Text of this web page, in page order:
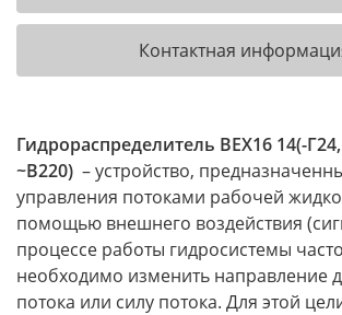
Контактная
Гидрораспределитель ВЕХ16 14(-
~В220) – устройство,
управления потоками рабочей
помощью внешнего воздействия
процессе работы гидросистемы
необходимо изменить направление
потока или силу потока. Для этой